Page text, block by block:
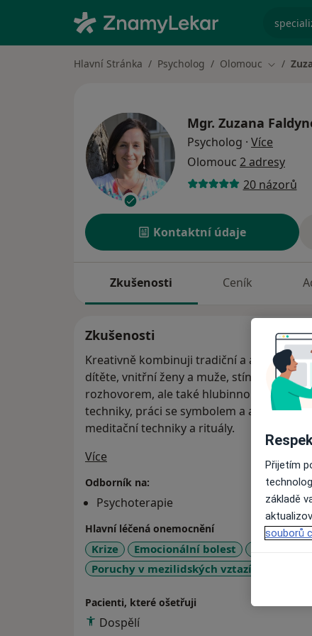
Hlavní Stránka Psycholog Olomouc Změna
Mgr. Zuzana
Psycholog · Více
Olomouc 2 adresy
20 názorů
Kontaktní údaje
Zkušenosti Ceník
Zkušenosti
Kreativně kombinuji tradiční a
dítěte, vnitřní ženy a muže, stínů, rodové
rozhovorem, ale také hlubinnou regresi,
techniky, práci se symbolem a
meditační techniky a rituály.
Více
Odborník na:
Psychoterapie
Hlavní léčená onemocnění
Krize Emocionální bolest
Poruchy v mezilidských vztazích
Pacienti, které ošetřuji
Dospělí
Přijetím
základě
souborů